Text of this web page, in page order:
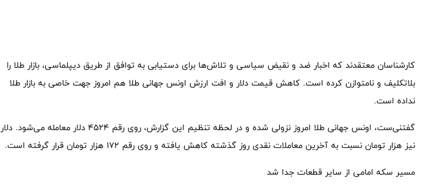
کارشناسان معتقدند که اخبار ضد و نقیض سیاسی و تلاش‌ها برای دستیابی به توافق از طریق دیپلماسی، بازار طلا را
بلاتکلیف و نامتوازن کرده است. کاهش قیمت دلار و افت ارزش اونس جهانی طلا هم امروز جهت خاصی به بازار طلا
نداده است.
گفتنی‌ست، اونس جهانی طلا امروز نزولی شده و در لحظه تنظیم این گزارش، روی رقم ۴۵۲۴ دلار معامله می‌شود. دلار
نیز هزار تومان نسبت به آخرین معاملات نقدی روز گذشته کاهش یافته و روی رقم ۱۷۲ هزار تومان قرار گرفته است.
مسیر سکه امامی از سایر قطعات جدا شد